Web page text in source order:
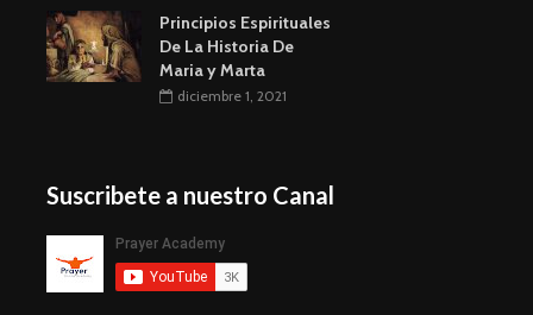
Principios Espirituales
De La Historia De
Maria y Marta
diciembre 1, 2021
Suscribete a nuestro Canal